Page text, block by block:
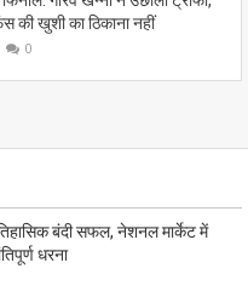
की खुशी का ठिकाना नहीं
0
बंदी सफल, नेशनल मार्केट में
धरना